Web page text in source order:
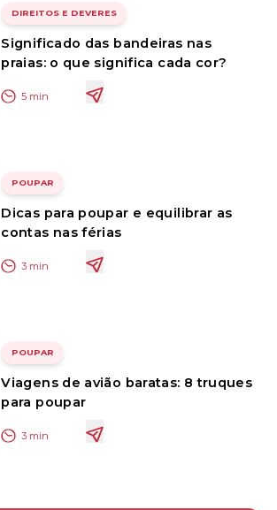
DIREITOS E DEVERES
Significado das bandeiras nas
praias: o que significa cada cor?
5 min
POUPAR
Dicas para poupar e equilibrar as
contas nas férias
3 min
POUPAR
Viagens de avião baratas: 8 truques
para poupar
3 min